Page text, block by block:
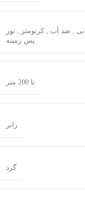
, ضد آب , کرنومتر , نور
پس زمینه
تا 200 متر
رابر
گرد